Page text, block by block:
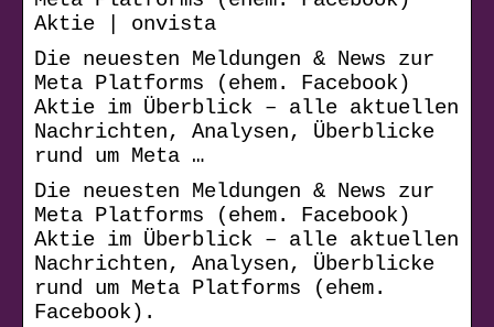
Aktie | onvista
Die neuesten Meldungen & News zur
Meta Platforms (ehem. Facebook)
Aktie im Überblick – alle aktuellen
Nachrichten, Analysen, Überblicke
rund um Meta …
Die neuesten Meldungen & News zur
Meta Platforms (ehem. Facebook)
Aktie im Überblick – alle aktuellen
Nachrichten, Analysen, Überblicke
rund um Meta Platforms (ehem.
Facebook).